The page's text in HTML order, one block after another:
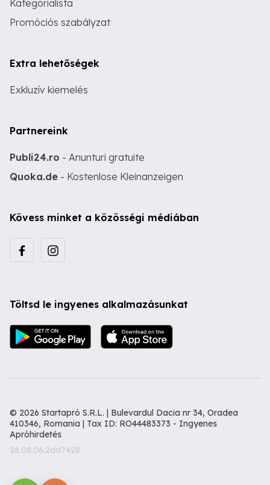
Kategórialista
Promóciós szabályzat
Extra lehetőségek
Exkluzív kiemelés
Partnereink
Publi24.ro - Anunturi gratuite
Quoka.de - Kostenlose Kleinanzeigen
Kövess minket a közösségi médiában
Töltsd le ingyenes alkalmazásunkat
© 2026 Startapró S.R.L. | Bulevardul Dacia nr 34, Oradea
410346, Romania | Tax ID: RO44483373 - Ingyenes
Apróhirdetés
26.08.06.2dd7428